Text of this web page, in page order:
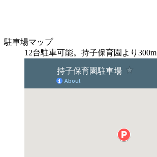
駐車場マップ
12台駐車可能。持子保育園より300m